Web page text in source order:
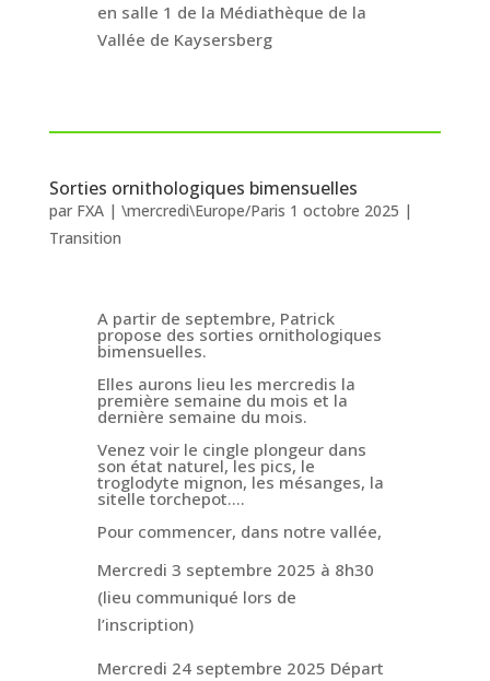
en salle 1 de la Médiathèque de la
Vallée de Kaysersberg
Sorties ornithologiques bimensuelles
par FXA| \mercredi\Europe/Paris 1 octobre 2025 |
Transition
A partir de septembre, Patrick
propose des sorties ornithologiques
bimensuelles.
Elles aurons lieu les mercredis la
première semaine du mois et la
dernière semaine du mois.
Venez voir le cingle plongeur dans
son état naturel, les pics, le
troglodyte mignon, les mésanges, la
sitelle torchepot….
Pour commencer, dans notre vallée,
Mercredi 3 septembre 2025 à 8h30
(lieu communiqué lors de
l’inscription)
Mercredi 24 septembre 2025 Départ